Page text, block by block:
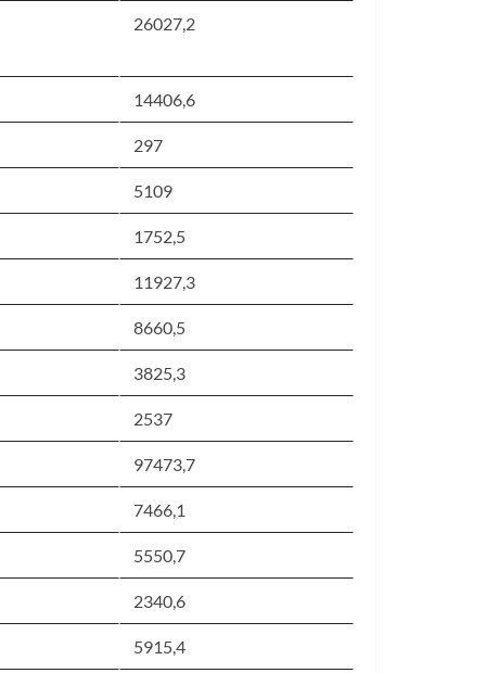
26027,2
14406,6
297
5109
1752,5
11927,3
8660,5
3825,3
2537
97473,7
7466,1
5550,7
2340,6
5915,4